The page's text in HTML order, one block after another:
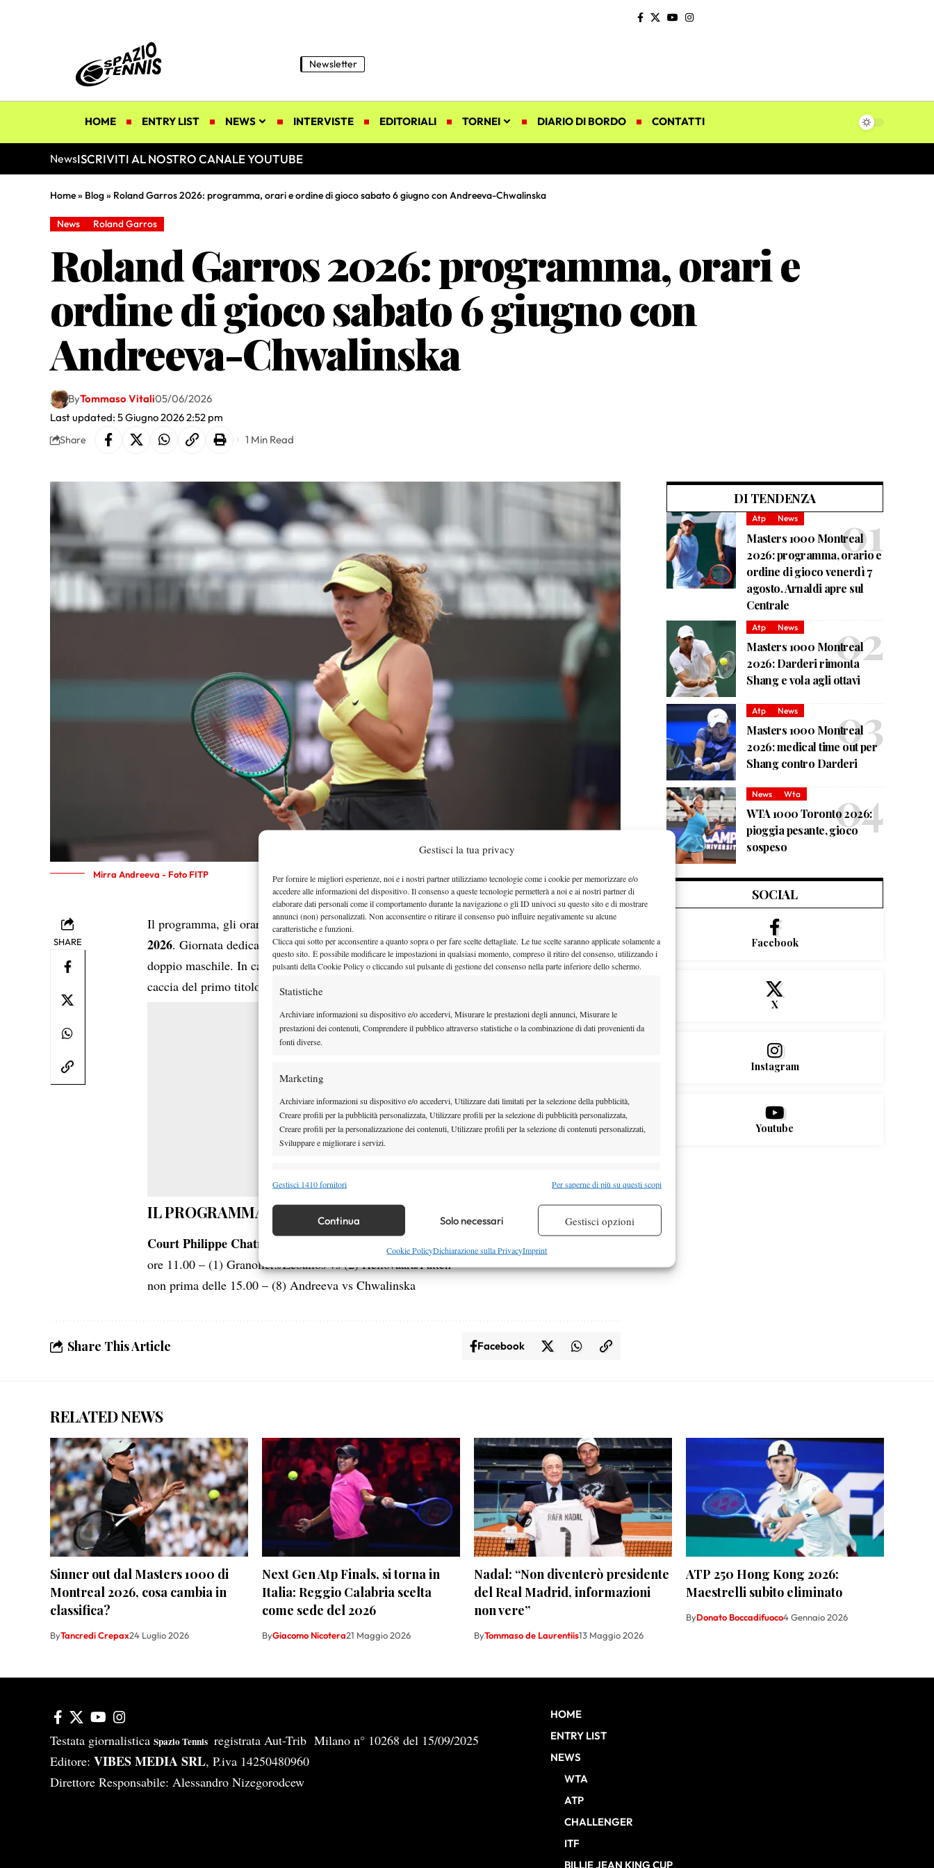
Gestisci la tua privacy
Per fornire le migliori esperienze, noi e i nostri partner utilizziamo tecnologie come i cookie per memorizzare e/o
accedere alle informazioni del dispositivo. Il consenso a queste tecnologie permetterà a noi e ai nostri partner di
elaborare dati personali come il comportamento durante la navigazione o gli ID univoci su questo sito e di mostrare
annunci (non) personalizzati. Non acconsentire o ritirare il consenso può influire negativamente su alcune
caratteristiche e funzioni.
Clicca qui sotto per acconsentire a quanto sopra o per fare scelte dettagliate. Le tue scelte saranno applicate solamente a
questo sito. È possibile modificare le impostazioni in qualsiasi momento, compreso il ritiro del consenso, utilizzando i
pulsanti della Cookie Policy o cliccando sul pulsante di gestione del consenso nella parte inferiore dello schermo.
Statistiche
Archiviare informazioni su dispositivo e/o accedervi, Misurare le prestazioni degli annunci, Misurare le
prestazioni dei contenuti, Comprendere il pubblico attraverso statistiche o la combinazione di dati provenienti da
fonti diverse.
Marketing
Archiviare informazioni su dispositivo e/o accedervi, Utilizzare dati limitati per la selezione della pubblicità,
Creare profili per la pubblicità personalizzata, Utilizzare profili per la selezione di pubblicità personalizzata,
Creare profili per la personalizzazione dei contenuti, Utilizzare profili per la selezione di contenuti personalizzati,
Sviluppare e migliorare i servizi.
Funzionalità
Identificare i dispositivi in base alle informazioni trasmesse automaticamente.
Garantire la sicurezza, prevenire e rilevare frodi, correggere errori,
Erogare e presentare pubblicità e contenuto, Salvare e comunicare le
scelte sulla privacy.
Sempre attivo
Gestisci 1410 fornitori Per saperne di più su questi scopi
Continua Solo necessari Gestisci opzioni
Cookie PolicyDichiarazione sulla PrivacyImprint
Newsletter
HOME ENTRY LIST NEWS INTERVISTE EDITORIALI TORNEI DIARIO DI BORDO CONTATTI
NewsISCRIVITI AL NOSTRO CANALE YOUTUBE
Home» Blog» Roland Garros 2026: programma, orari e ordine di gioco sabato 6 giugno con Andreeva-Chwalinska
News Roland Garros
Roland Garros 2026: programma, orari e
ordine di gioco sabato 6 giugno con
Andreeva-Chwalinska
Last updated: 5 Giugno 2026 2:52 pm
ByTommaso Vitali05/06/2026
Share 1 Min Read
Mirra Andreeva - Foto FITP
SHARE
Il programma, gli orari e l’ordine di gioco disabato 6 giugnoalRoland Garros
2026. Giornata dedicata alla finale del singolare femminile e all’ultimo atto del
doppio maschile. In campoMirra AndreevaeMaja Chwalinska, entrambe a
caccia del primo titolo Slam della carriera.
IL PROGRAMMA COMPLETO
Court Philippe Chatrier
ore 11.00 – (1) Granollers/Zeballos vs (2) Heliovaara/Patten
non prima delle 15.00 – (8) Andreeva vs Chwalinska
Share This Article Facebook
DI TENDENZA
Atp News
Masters 1000 Montreal
2026: programma, orario e
ordine di gioco venerdì 7
agosto. Arnaldi apre sul
Centrale
Atp News
Masters 1000 Montreal
2026: Darderi rimonta
Shang e vola agli ottavi
Atp News
Masters 1000 Montreal
2026: medical time out per
Shang contro Darderi
News Wta
WTA 1000 Toronto 2026:
pioggia pesante, gioco
sospeso
SOCIAL
Facebook
X
Instagram
Youtube
RELATED NEWS
Sinner out dal Masters 1000 di
Montreal 2026, cosa cambia in
classifica?
ByTancredi Crepax24 Luglio 2026
Next Gen Atp Finals, si torna in
Italia: Reggio Calabria scelta
come sede del 2026
ByGiacomo Nicotera21 Maggio 2026
Nadal: “Non diventerò presidente
del Real Madrid, informazioni
non vere”
ByTommaso de Laurentiis13 Maggio 2026
ATP 250 Hong Kong 2026:
Maestrelli subito eliminato
ByDonato Boccadifuoco4 Gennaio 2026
Testata giornalistica Spazio Tennis registrata Aut-Trib Milano n° 10268 del 15/09/2025
Editore: VIBES MEDIA SRL, P.iva 14250480960
Direttore Responsabile: Alessandro Nizegorodcew
HOME
ENTRY LIST
NEWS
WTA
ATP
CHALLENGER
ITF
BILLIE JEAN KING CUP